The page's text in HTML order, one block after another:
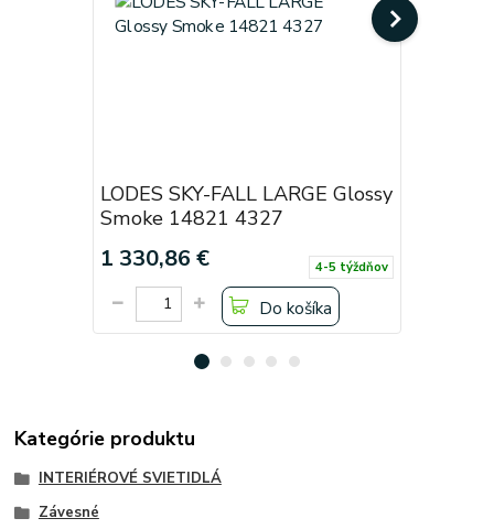
LODES SKY-FALL LARGE Glossy
Smoke 14821 4327
1 330,86 € 4-5 týždňov
Do košíka
Kategórie produktu
INTERIÉROVÉ SVIETIDLÁ
Závesné